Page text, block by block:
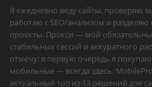
Я ежедневно веду сайты, проверяю
работаю с SEO/анализом и
проекты. Прокси — мой
стабильных сессий и аккуратного
отмечу: в первую очередь я
мобильные — всегда здесь:
актуальный топ из 13 решений для